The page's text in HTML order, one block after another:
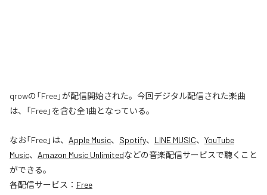
qrowの「Free」が配信開始された。今回デジタル配信された楽曲
は、「Free」を含む全1曲となっている。
なお「Free」は、 Apple Music、 Spotify、 LINE MUSIC、 YouTube
Music、 Amazon Music Unlimitedなどの音楽配信サービスで聴くこと
ができる。
各配信サービス： Free